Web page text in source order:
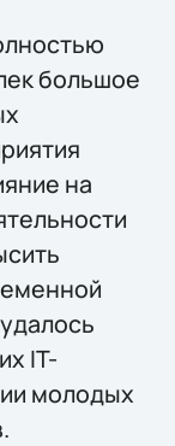
большое
на
IT-
молодых